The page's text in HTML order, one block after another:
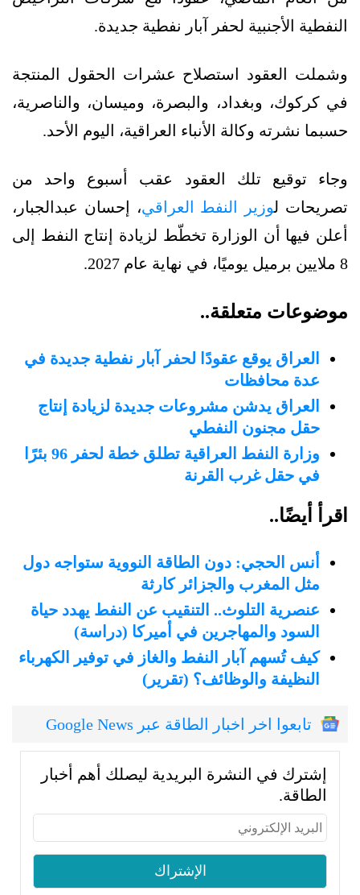
النفطية الأجنبية لحفر آبار نفطية جديدة.
وشملت العقود استصلاح عشرات الحقول المنتجة
في كركوك، وبغداد، والبصرة، وميسان، والناصرية،
حسبما نشرته وكالة الأنباء العراقية، اليوم الأحد.
وجاء توقيع تلك العقود عقب أسبوع واحد من
تصريحات لوزير النفط العراقي، إحسان عبدالجبار،
أعلن فيها أن الوزارة تخطّط لزيادة إنتاج النفط إلى
8 ملايين برميل يوميًا، في نهاية عام 2027.
موضوعات متعلقة..
العراق يوقع عقودًا لحفر آبار نفطية جديدة في
عدة محافظات
العراق يدشن مشروعات جديدة لزيادة إنتاج
حقل مجنون النفطي
وزارة النفط العراقية تطلق خطة لحفر 96 بئرًا
في حقل غرب القرنة
اقرأ أيضًا..
أنس الحجي: دون الطاقة النووية ستواجه دول
مثل المغرب والجزائر كارثة
عنصرية التلوث.. التنقيب عن النفط يهدد حياة
السود والمهاجرين في أميركا (دراسة)
كيف تُسهم آبار النفط والغاز في توفير الكهرباء
النظيفة والوظائف؟ (تقرير)
تابعوا اخر اخبار الطاقة عبر Google News
إشترك في النشرة البريدية ليصلك أهم أخبار
الطاقة.